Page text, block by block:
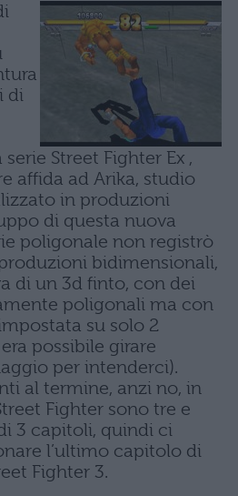
di
Street Fighter Ex ,
affida ad Arika, studio
in produzioni
di questa nuova
poligonale non registrò
bidimensionali,
di un 3d finto, con dei
poligonali ma con
su solo 2
possibile girare
per intenderci).
al termine, anzi no, in
Fighter sono tre e
3 capitoli, quindi ci
l’ultimo capitolo di
Fighter 3.